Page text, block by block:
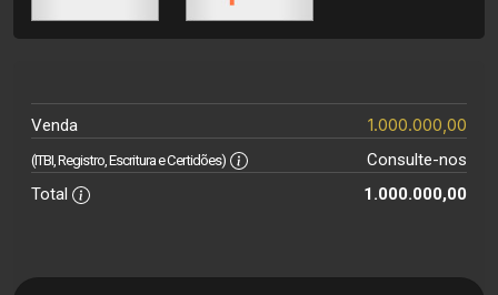
Venda 1.000.000,00
(ITBI, Registro, Escritura e Certidões)
Consulte-nos
Total
1.000.000,00